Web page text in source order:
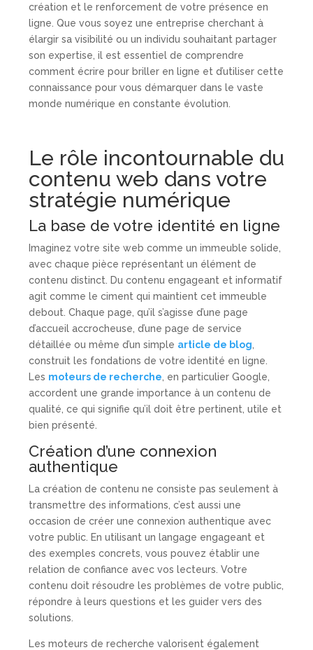
création et le renforcement de votre présence en
ligne. Que vous soyez une entreprise cherchant à
élargir sa visibilité ou un individu souhaitant partager
son expertise, il est essentiel de comprendre
comment écrire pour briller en ligne et d’utiliser cette
connaissance pour vous démarquer dans le vaste
monde numérique en constante évolution.
Le rôle incontournable du
contenu web dans votre
stratégie numérique
La base de votre identité en ligne
Imaginez votre site web comme un immeuble solide,
avec chaque pièce représentant un élément de
contenu distinct. Du contenu engageant et informatif
agit comme le ciment qui maintient cet immeuble
debout. Chaque page, qu’il s’agisse d’une page
d’accueil accrocheuse, d’une page de service
détaillée ou même d’un simple article de blog
construit les fondations de votre identité en ligne.
Les moteurs de recherche , en particulier Google,
accordent une grande importance à un contenu de
qualité, ce qui signifie qu’il doit être pertinent, utile et
bien présenté.
Création d’une connexion
authentique
La création de contenu ne consiste pas seulement à
transmettre des informations, c’est aussi une
occasion de créer une connexion authentique avec
votre public. En utilisant un langage engageant et
des exemples concrets, vous pouvez établir une
relation de confiance avec vos lecteurs. Votre
contenu doit résoudre les problèmes de votre public,
répondre à leurs questions et les guider vers des
solutions.
Les moteurs de recherche valorisent également